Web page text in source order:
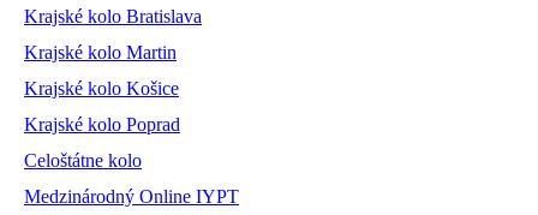
Krajské kolo Bratislava
Krajské kolo Martin
Krajské kolo Košice
Krajské kolo Poprad
Celoštátne kolo
Medzinárodný Online IYPT